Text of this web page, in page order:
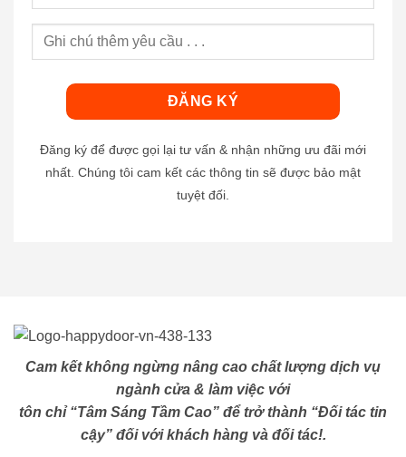
Đăng ký để được gọi lại tư vấn & nhận những ưu đãi mới
nhất. Chúng tôi cam kết các thông tin sẽ được bảo mật
tuyệt đối.
Cam kết không ngừng nâng cao chất lượng dịch vụ
ngành cửa & làm việc với
tôn chỉ “Tâm Sáng Tầm Cao” để trở thành “Đối tác tin
cậy” đối với khách hàng và đối tác!.